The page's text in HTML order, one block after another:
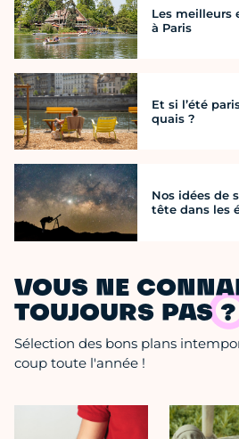
Les meilleurs
à Paris
Et si l’été
quais ?
Nos idées de
tête dans les
VOUS NE
TOUJOURS PAS ?
Sélection des bons plans
coup toute l'année !